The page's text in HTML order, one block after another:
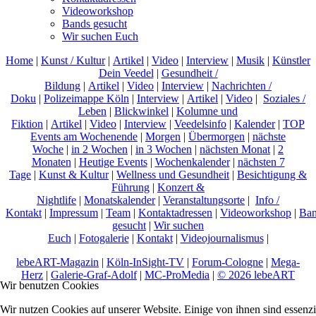
Videoworkshop
Bands gesucht
Wir suchen Euch
Home | Kunst / Kultur| Artikel | Video | Interview | Musik | Künstler
Dein Veedel | Gesundheit /
Bildung | Artikel | Video | Interview | Nachrichten /
Doku | Polizeimappe Köln | Interview | Artikel | Video | Soziales /
Leben | Blickwinkel | Kolumne und
Fiktion | Artikel | Video | Interview | Veedelsinfo | Kalender| TOP
Events am Wochenende | Morgen | Übermorgen | nächste
Woche | in 2 Wochen | in 3 Wochen | nächsten Monat | 2
Monaten | Heutige Events| Wochenkalender| nächsten 7
Tage | Kunst & Kultur| Wellness und Gesundheit | Besichtigung &
Führung | Konzert &
Nightlife | Monatskalender| Veranstaltungsorte | Info /
Kontakt | Impressum | Team | Kontaktadressen | Videoworkshop |
gesucht | Wir suchen
Euch | Fotogalerie| Kontakt| Videojournalismus|
lebeART-Magazin | Köln-InSight-TV | Forum-Cologne | Mega-
Herz | Galerie-Graf-Adolf| MC-ProMedia | © 2026 lebeART
Wir benutzen Cookies
Wir nutzen Cookies auf unserer Website. Einige von ihnen sind